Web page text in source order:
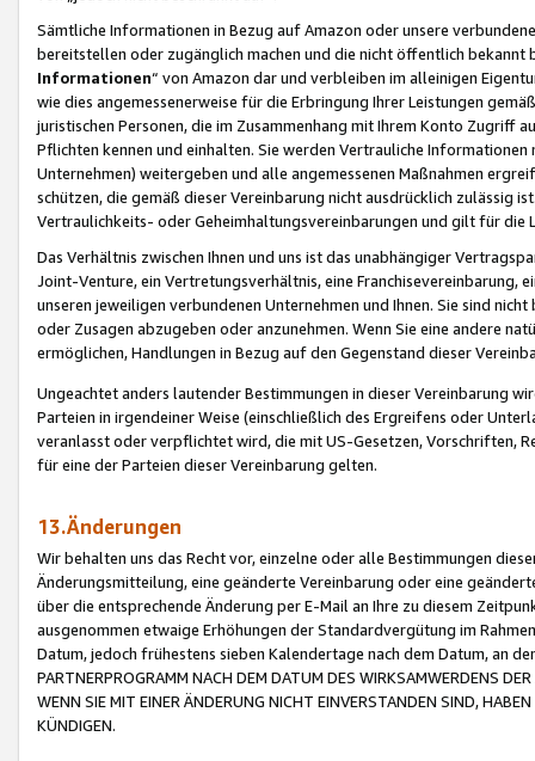
Sämtliche Informationen in Bezug auf Amazon oder unsere
bereitstellen oder zugänglich machen und die nicht öffentlich
Informationen“ von Amazon dar und verbleiben im alleinigen
wie dies angemessenerweise für die Erbringung Ihrer Leistungen
juristischen Personen, die im Zusammenhang mit Ihrem Konto
Pflichten kennen und einhalten. Sie werden Vertrauliche
Unternehmen) weitergeben und alle angemessenen Maßnahmen
schützen, die gemäß dieser Vereinbarung nicht ausdrücklich zulässig
Vertraulichkeits- oder Geheimhaltungsvereinbarungen und gilt für die
Das Verhältnis zwischen Ihnen und uns ist das unabhängiger
Joint-Venture, ein Vertretungsverhältnis, eine Franchisevereinbarung,
unseren jeweiligen verbundenen Unternehmen und Ihnen. Sie sind
oder Zusagen abzugeben oder anzunehmen. Wenn Sie eine andere
ermöglichen, Handlungen in Bezug auf den Gegenstand dieser
Ungeachtet anders lautender Bestimmungen in dieser Vereinbarung
Parteien in irgendeiner Weise (einschließlich des Ergreifens oder
veranlasst oder verpflichtet wird, die mit US-Gesetzen, Vorschriften,
für eine der Parteien dieser Vereinbarung gelten.
13.Änderungen
Wir behalten uns das Recht vor, einzelne oder alle Bestimmungen
Änderungsmitteilung, eine geänderte Vereinbarung oder eine
über die entsprechende Änderung per E-Mail an Ihre zu diesem
ausgenommen etwaige Erhöhungen der Standardvergütung im
Datum, jedoch frühestens sieben Kalendertage nach dem Datum, an
PARTNERPROGRAMM NACH DEM DATUM DES WIRKSAMWERDENS
WENN SIE MIT EINER ÄNDERUNG NICHT EINVERSTANDEN SIND,
KÜNDIGEN.